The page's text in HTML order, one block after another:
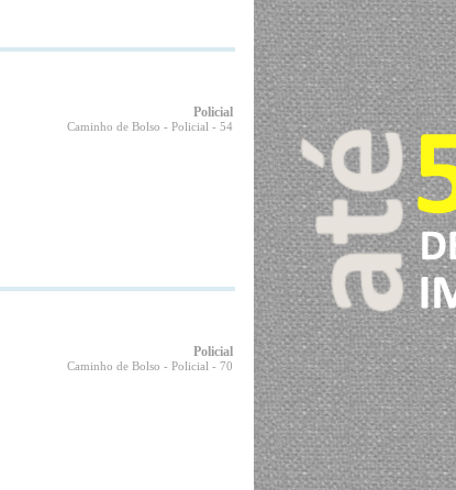
Policial
Caminho de Bolso - Policial - 54
Policial
Caminho de Bolso - Policial - 70